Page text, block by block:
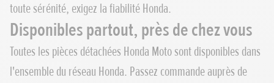
toute sérénité, exigez la fiabilité Honda.
Disponibles partout, près de chez vous
Toutes les pièces détachées Honda Moto sont disponibles dans
l'ensemble du réseau Honda. Passez commande auprès de